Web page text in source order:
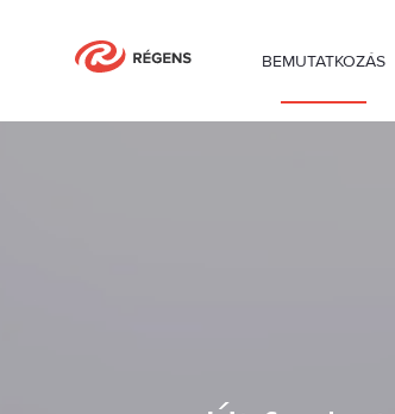
BEMUTATKOZÁS
Új funkciókkal bővült Alrite